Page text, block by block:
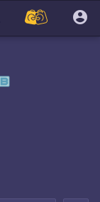
account_circle